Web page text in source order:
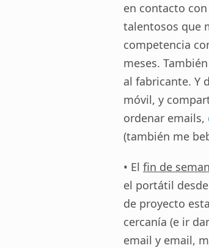
en contacto
talentosos que
competencia
meses.
al fabricante. Y
móvil, y
ordenar emails,
(también me
• El fin de
el portátil
de proyecto
cercanía (e ir
email y email,